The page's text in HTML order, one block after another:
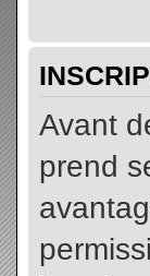
Avant
prend